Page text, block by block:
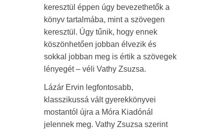
keresztül éppen úgy bevezethetők a
könyv tartalmába, mint a szövegen
keresztül. Úgy tűnik, hogy ennek
köszönhetően jobban élvezik és
sokkal jobban meg is értik a szövegek
lényegét – véli Vathy Zsuzsa.
Lázár Ervin legfontosabb,
klasszikussá vált gyerekkönyvei
mostantól újra a Móra Kiadónál
jelennek meg. Vathy Zsuzsa szerint